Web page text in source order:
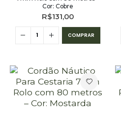
Cor: Cobre
R$131,00
COMPRAR